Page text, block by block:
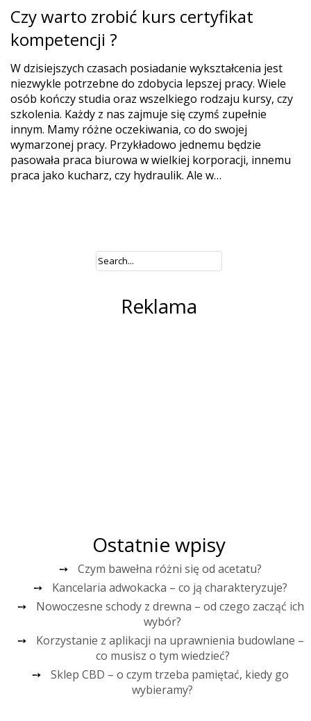
Czy warto zrobić kurs certyfikat
kompetencji ?
W dzisiejszych czasach posiadanie wykształcenia jest
niezwykle potrzebne do zdobycia lepszej pracy. Wiele
osób kończy studia oraz wszelkiego rodzaju kursy, czy
szkolenia. Każdy z nas zajmuje się czymś zupełnie
innym. Mamy różne oczekiwania, co do swojej
wymarzonej pracy. Przykładowo jednemu będzie
pasowała praca biurowa w wielkiej korporacji, innemu
praca jako kucharz, czy hydraulik. Ale w…
Reklama
Ostatnie wpisy
Czym bawełna różni się od acetatu?
Kancelaria adwokacka – co ją charakteryzuje?
Nowoczesne schody z drewna – od czego zacząć ich
wybór?
Korzystanie z aplikacji na uprawnienia budowlane –
co musisz o tym wiedzieć?
Sklep CBD – o czym trzeba pamiętać, kiedy go
wybieramy?